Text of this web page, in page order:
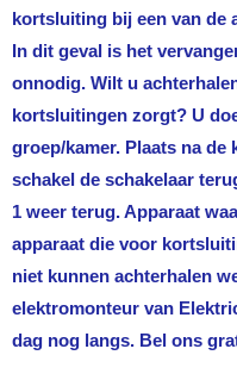
kortsluiting bij een van de
In dit geval is het
onnodig. Wilt u
kortsluitingen zorgt? U
groep/kamer. Plaats na
schakel de schakelaar
1 weer terug. Apparaat
apparaat die voor
niet kunnen achterhalen
elektromonteur van
dag nog langs. Bel ons